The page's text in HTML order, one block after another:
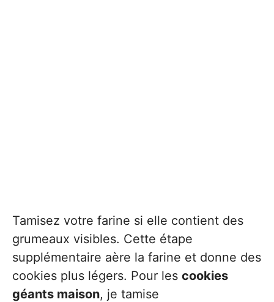
Tamisez votre farine si elle contient des
grumeaux visibles. Cette étape
supplémentaire aère la farine et donne des
cookies plus légers. Pour les cookies
géants maison, je tamise